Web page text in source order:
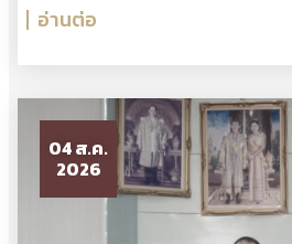
อ่านต่อ
04 ส.ค.
2026